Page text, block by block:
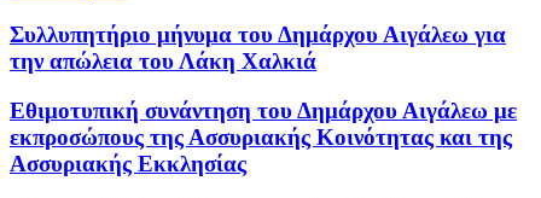
Συλλυπητήριο μήνυμα του Δημάρχου Αιγάλεω για
την απώλεια του Λάκη Χαλκιά
Εθιμοτυπική συνάντηση του Δημάρχου Αιγάλεω με
εκπροσώπους της Ασσυριακής Κοινότητας και της
Ασσυριακής Εκκλησίας